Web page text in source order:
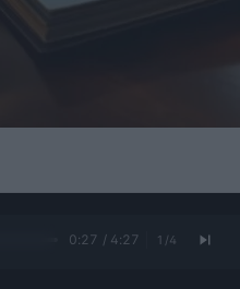
0:28 / 4:27 1 /4